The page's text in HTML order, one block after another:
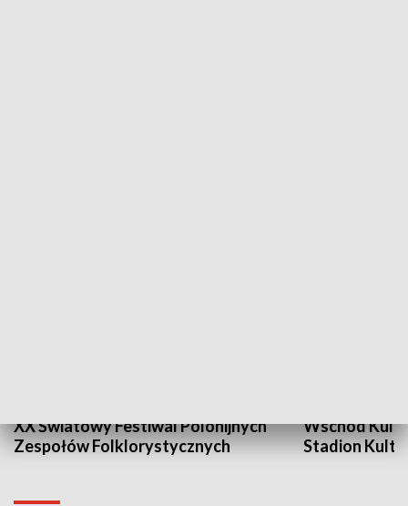
XX Światowy Festiwal Polonijnych
Zespołów Folklorystycznych
Wschód
Stadion